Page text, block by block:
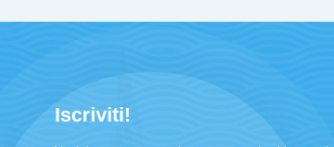
Iscriviti!